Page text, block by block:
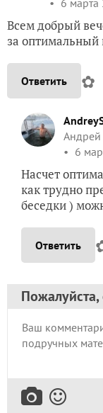
6
Всем добрый
за оптимальный
Ответить ✿
6
Насчет
как трудно
беседки )
Ответить
Пожалуйста,